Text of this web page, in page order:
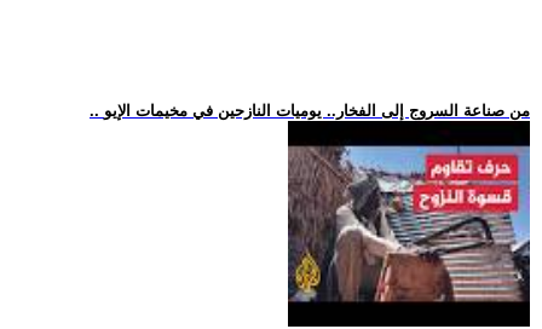
.. من صناعة السروج إلى الفخار.. يوميات النازحين في مخيمات الإيو